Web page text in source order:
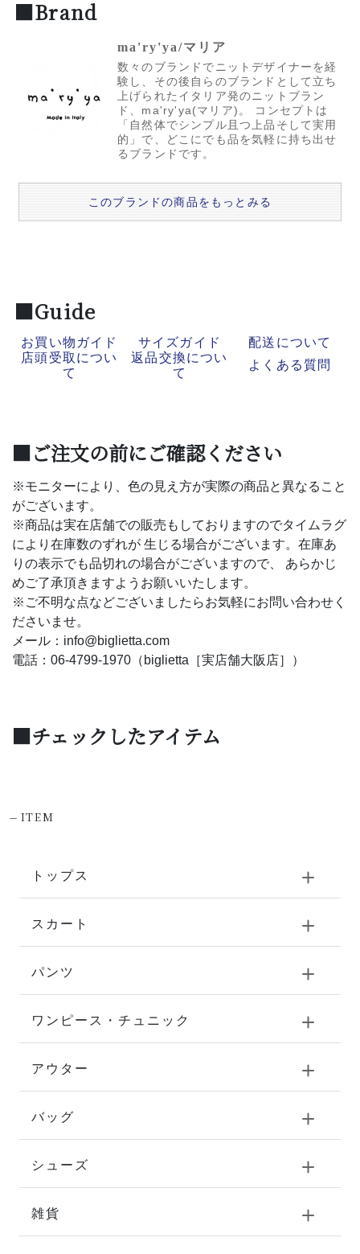
■Brand
ma'ry'ya/マリア
数々のブランドでニットデザイナーを経
験し、その後自らのブランドとして立ち
上げられたイタリア発のニットブラン
ド、ma'ry'ya(マリア)。 コンセプトは
「自然体でシンプル且つ上品そして実用
的」で、どこにでも品を気軽に持ち出せ
るブランドです。
このブランドの商品をもっとみる
■Guide
お買い物ガイド サイズガイド
配送について
店頭受取につい
て
返品交換につい
て
よくある質問
■ご注文の前にご確認ください
※モニターにより、色の見え方が実際の商品と異なること
がございます。
※商品は実在店舗での販売もしておりますのでタイムラグ
により在庫数のずれが 生じる場合がございます。在庫あ
りの表示でも品切れの場合がございますので、 あらかじ
めご了承頂きますようお願いいたします。
※ご不明な点などございましたらお気軽にお問い合わせく
ださいませ。
メール：info@biglietta.com
電話：06-4799-1970（biglietta［実店舗大阪店］）
■チェックしたアイテム
-ITEM
トップス
スカート
パンツ
ワンピース・チュニック
アウター
バッグ
シューズ
雑貨